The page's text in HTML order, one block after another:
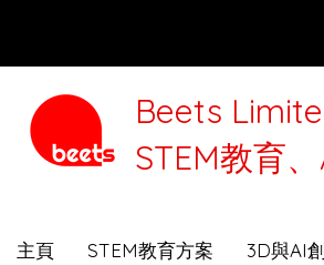
Beets
STEM教育
主頁 STEM教育方案 3D與AI